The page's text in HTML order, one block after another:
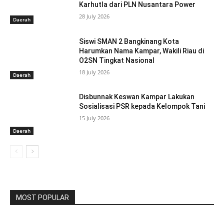
Daerah
Karhutla dari PLN Nusantara Power
28 July 2026
Daerah
Siswi SMAN 2 Bangkinang Kota
Harumkan Nama Kampar, Wakili Riau di
O2SN Tingkat Nasional
18 July 2026
Daerah
Disbunnak Keswan Kampar Lakukan
Sosialisasi PSR kepada Kelompok Tani
15 July 2026
MOST POPULAR